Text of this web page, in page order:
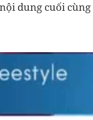
dung cuối